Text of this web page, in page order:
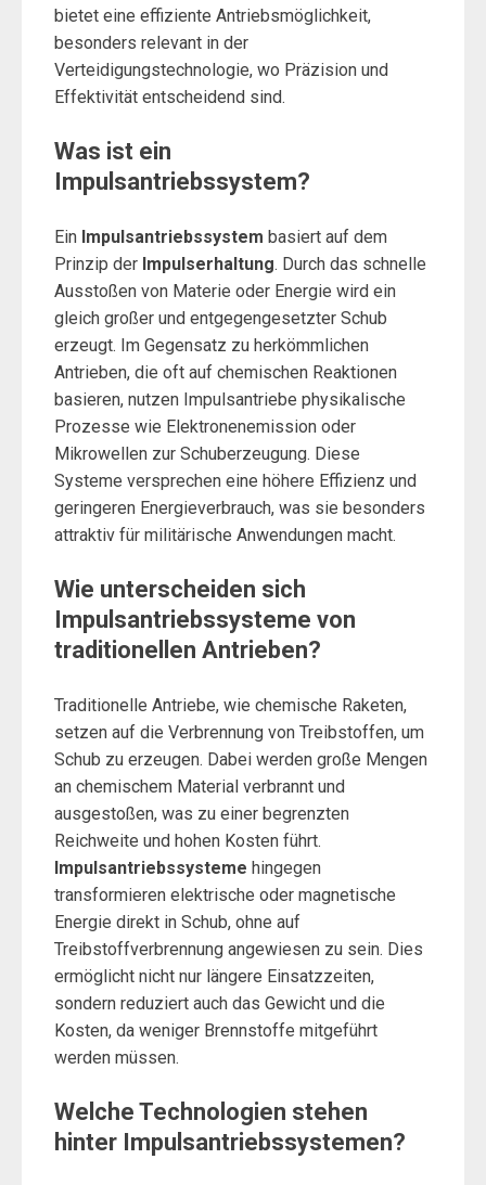
bietet eine effiziente Antriebsmöglichkeit,
besonders relevant in der
Verteidigungstechnologie, wo Präzision und
Effektivität entscheidend sind.
Was ist ein
Impulsantriebssystem?
Ein Impulsantriebssystem basiert auf dem
Prinzip der Impulserhaltung. Durch das schnelle
Ausstoßen von Materie oder Energie wird ein
gleich großer und entgegengesetzter Schub
erzeugt. Im Gegensatz zu herkömmlichen
Antrieben, die oft auf chemischen Reaktionen
basieren, nutzen Impulsantriebe physikalische
Prozesse wie Elektronenemission oder
Mikrowellen zur Schuberzeugung. Diese
Systeme versprechen eine höhere Effizienz und
geringeren Energieverbrauch, was sie besonders
attraktiv für militärische Anwendungen macht.
Wie unterscheiden sich
Impulsantriebssysteme von
traditionellen Antrieben?
Traditionelle Antriebe, wie chemische Raketen,
setzen auf die Verbrennung von Treibstoffen, um
Schub zu erzeugen. Dabei werden große Mengen
an chemischem Material verbrannt und
ausgestoßen, was zu einer begrenzten
Reichweite und hohen Kosten führt.
Impulsantriebssysteme hingegen
transformieren elektrische oder magnetische
Energie direkt in Schub, ohne auf
Treibstoffverbrennung angewiesen zu sein. Dies
ermöglicht nicht nur längere Einsatzzeiten,
sondern reduziert auch das Gewicht und die
Kosten, da weniger Brennstoffe mitgeführt
werden müssen.
Welche Technologien stehen
hinter Impulsantriebssystemen?